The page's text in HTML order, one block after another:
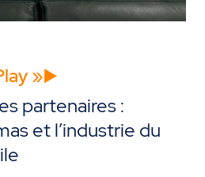
»▶️
partenaires :
et l’industrie du